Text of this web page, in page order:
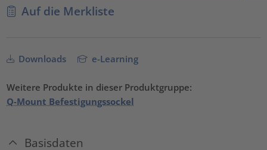
Auf die Merkliste
Downloads e-Learning
Weitere Produkte in dieser Produktgruppe:
Q-Mount Befestigungssockel
Basisdaten